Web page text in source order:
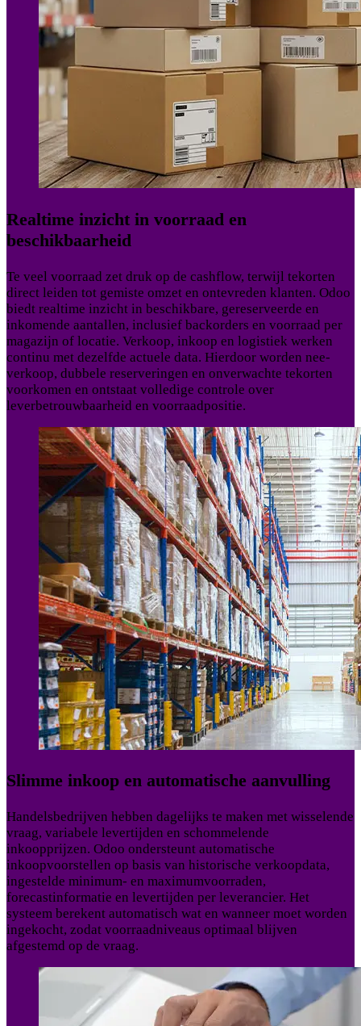
Realtime inzicht in voorraad en
beschikbaarheid
Te veel voorraad zet druk op de cashflow, terwijl tekorten
direct leiden tot gemiste omzet en ontevreden klanten. Odoo
biedt realtime inzicht in beschikbare, gereserveerde en
inkomende aantallen, inclusief backorders en voorraad per
magazijn of locatie. Verkoop, inkoop en logistiek werken
continu met dezelfde actuele data. Hierdoor worden nee-
verkoop, dubbele reserveringen en onverwachte tekorten
voorkomen en ontstaat volledige controle over
leverbetrouwbaarheid en voorraadpositie.
Slimme inkoop en automatische aanvulling
Handelsbedrijven hebben dagelijks te maken met wisselende
vraag, variabele levertijden en schommelende
inkoopprijzen. Odoo ondersteunt automatische
inkoopvoorstellen op basis van historische verkoopdata,
ingestelde minimum- en maximumvoorraden,
forecastinformatie en levertijden per leverancier. Het
systeem berekent automatisch wat en wanneer moet worden
ingekocht, zodat voorraadniveaus optimaal blijven
afgestemd op de vraag.